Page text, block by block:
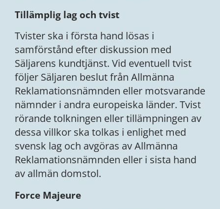
Tillämplig lag och tvist
Tvister ska i första hand lösas i
samförstånd efter diskussion med
Säljarens kundtjänst. Vid eventuell tvist
följer Säljaren beslut från Allmänna
Reklamationsnämnden eller motsvarande
nämnder i andra europeiska länder. Tvist
rörande tolkningen eller tillämpningen av
dessa villkor ska tolkas i enlighet med
svensk lag och avgöras av Allmänna
Reklamationsnämnden eller i sista hand
av allmän domstol.
Force Majeure